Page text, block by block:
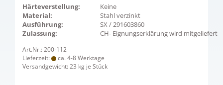
Härteverstellung:
Keine
Material:
Stahl verzinkt
Ausführung:
SX / 291603860
Zulassung:
CH- Eignungserklärung wird mitgeliefert
Art.Nr.: 200-112
Lieferzeit:
ca. 4-8 Werktage
Versandgewicht:23 kg je Stück